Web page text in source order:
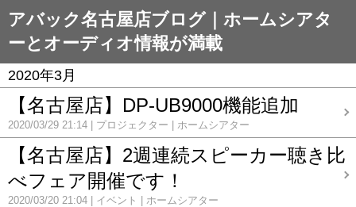
アバック名古屋店ブログ｜ホームシアタ
ーとオーディオ情報が満載
2020年3月
【名古屋店】DP-UB9000機能追加
2020/03/29 21:14 プロジェクター ホームシアター
【名古屋店】2週連続スピーカー聴き比
べフェア開催です！
2020/03/20 21:04 イベント ホームシアター